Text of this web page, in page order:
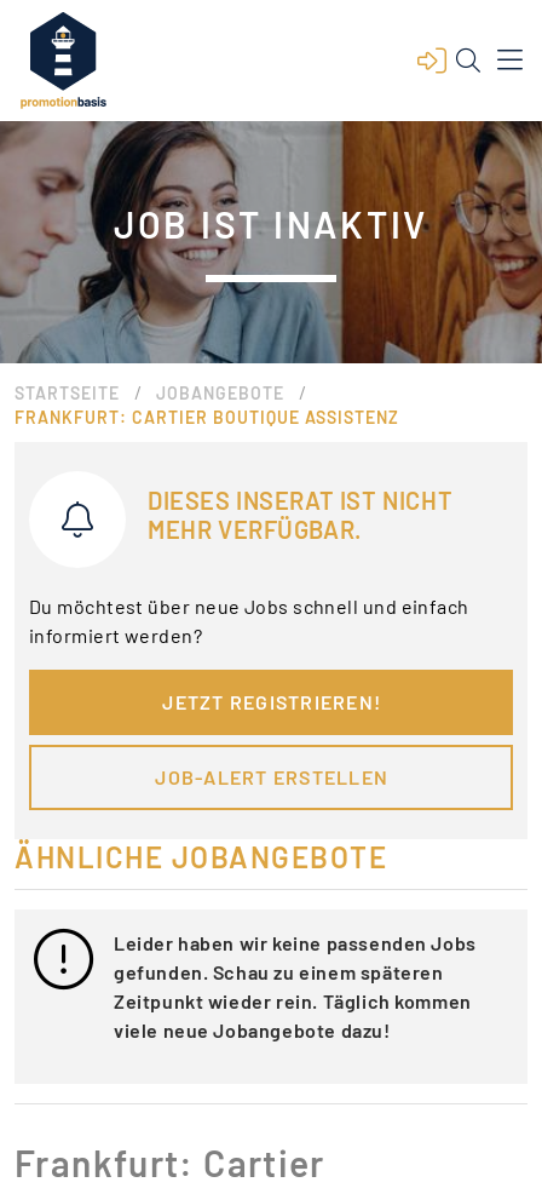
JOB IST INAKTIV
STARTSEITE / JOBANGEBOTE /
FRANKFURT: CARTIER BOUTIQUE ASSISTENZ
DIESES INSERAT IST NICHT
MEHR VERFÜGBAR.
Du möchtest über neue Jobs schnell und einfach
informiert werden?
JETZT REGISTRIEREN!
JOB-ALERT ERSTELLEN
ÄHNLICHE JOBANGEBOTE
Leider haben wir keine passenden Jobs
gefunden. Schau zu einem späteren
Zeitpunkt wieder rein. Täglich kommen
viele neue Jobangebote dazu!
Frankfurt: Cartier